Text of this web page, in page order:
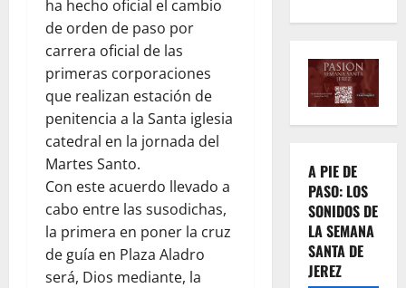
ha hecho oficial el cambio
de orden de paso por
carrera oficial de las
primeras corporaciones
que realizan estación de
penitencia a la Santa iglesia
catedral en la jornada del
Martes Santo.
Con este acuerdo llevado a
cabo entre las susodichas,
la primera en poner la cruz
de guía en Plaza Aladro
será, Dios mediante, la
A PIE DE
PASO: LOS
SONIDOS DE
LA SEMANA
SANTA DE
JEREZ